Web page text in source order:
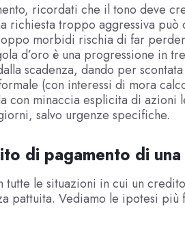
ricordati che il tono deve
richiesta troppo aggressiva può
morbidi rischia di far
d’oro è una progressione in
scadenza, dando per
(con interessi di mora
con minaccia esplicita di azioni
salvo urgenze specifiche.
di pagamento di
tutte le situazioni in cui un
pattuita. Vediamo le ipotesi più